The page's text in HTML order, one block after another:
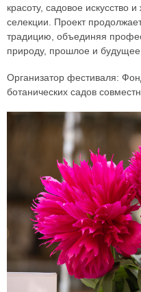
красоту, садовое искусство
селекции. Проект
традицию, объединяя
природу, прошлое и
Организатор фестиваля:
ботанических садов